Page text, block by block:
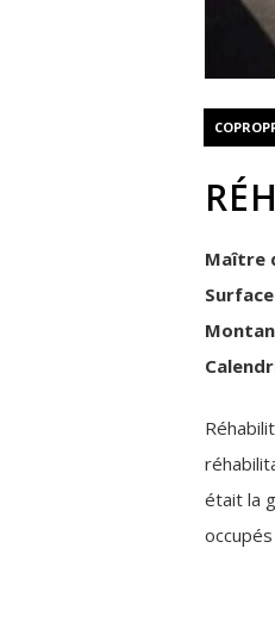
Maître
était la